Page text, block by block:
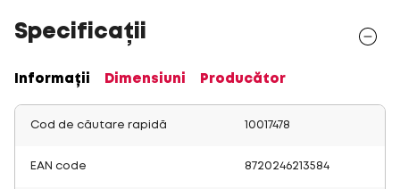
Specificații
Informații Dimensiuni Producător
Cod de căutare rapidă 10017478
EAN code 8720246213584